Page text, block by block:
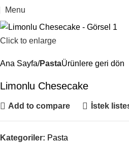
Menu
Click to enlarge
Ana Sayfa PastaÜrünlere geri dön
Limonlu Chesecake
Add to compare İstek
Kategoriler: Pasta